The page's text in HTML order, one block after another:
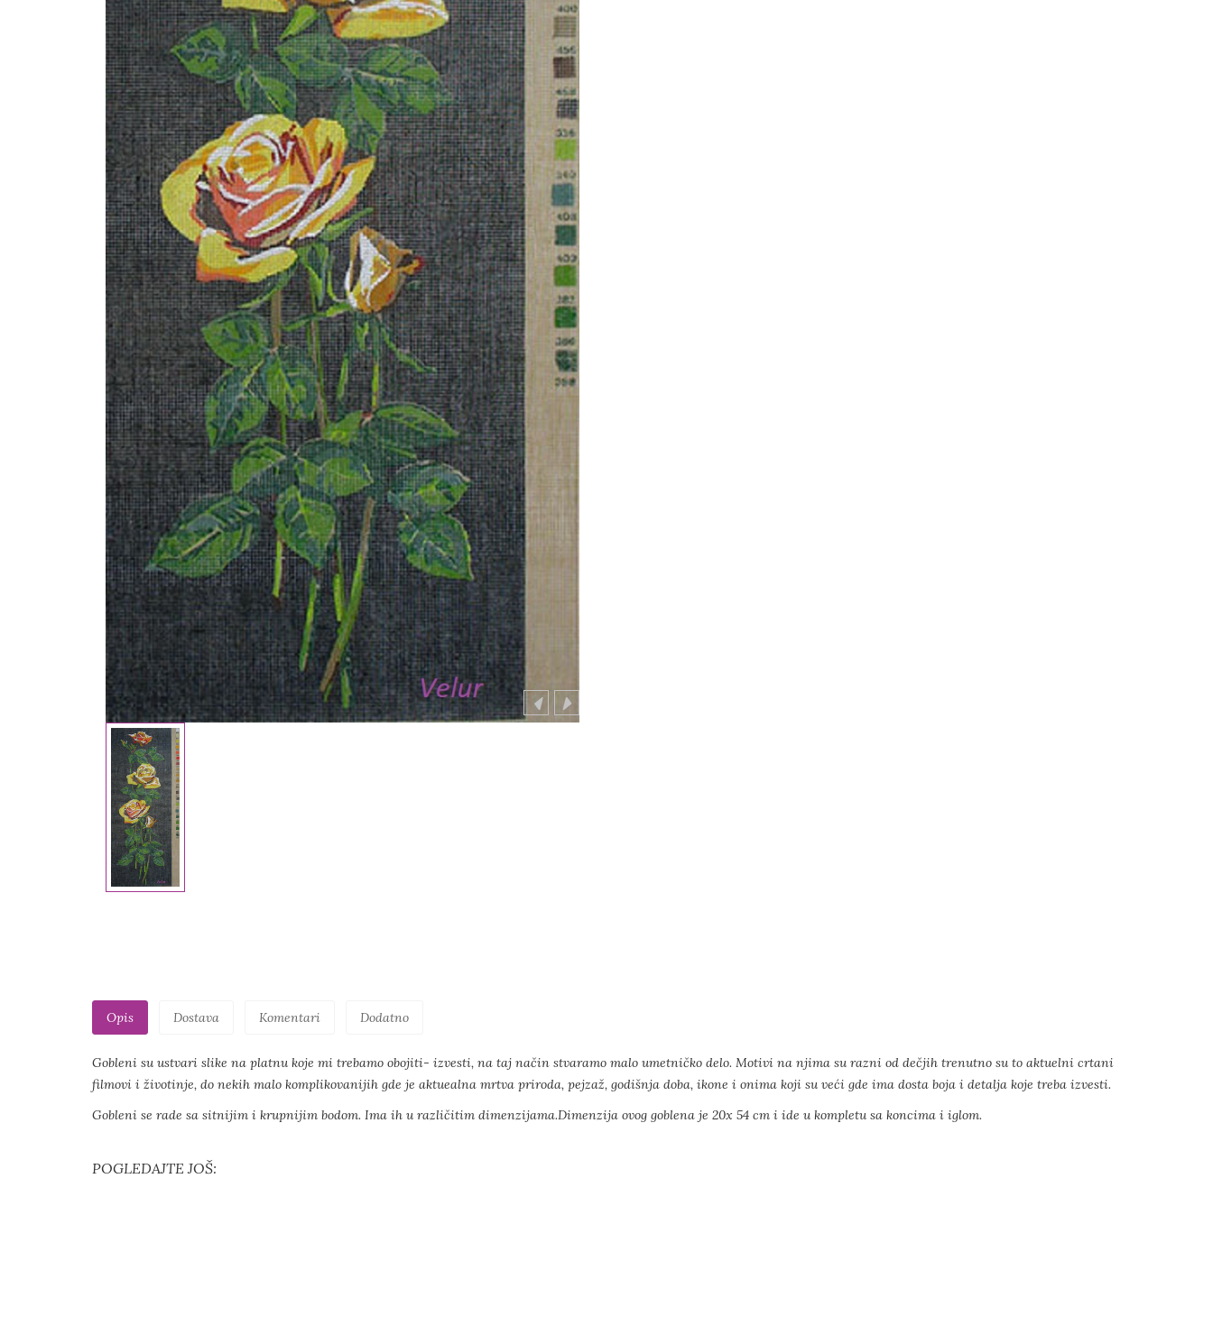
Opis Dostava Komentari Dodatno
Gobleni su ustvari slike na platnu koje mi trebamo obojiti- izvesti, na taj način stvaramo malo umetničko delo. Motivi na njima su razni od dečjih trenutno su to aktuelni crtani
filmovi i životinje, do nekih malo komplikovanijih gde je aktuealna mrtva priroda, pejzaž, godišnja doba, ikone i onima koji su veći gde ima dosta boja i detalja koje treba izvesti.
Gobleni se rade sa sitnijim i krupnijim bodom. Ima ih u različitim dimenzijama.Dimenzija ovog goblena je 20x 54 cm i ide u kompletu sa koncima i iglom.
POGLEDAJTE JOŠ: